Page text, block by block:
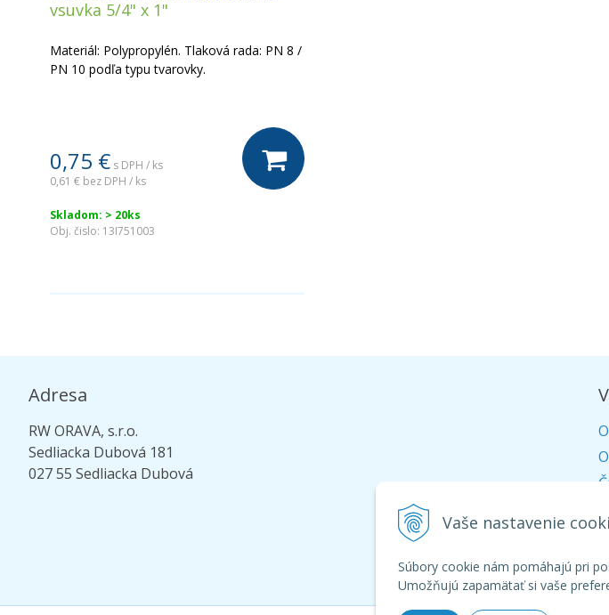
Vaše nastavenie
Súbory cookie nám pomáhajú pri
Umožňujú zapamätať si vaše
vsuvka 5/4" x 1"
Materiál: Polypropylén. Tlaková rada: PN 8 /
PN 10 podľa typu tvarovky.
0,75 € s DPH / ks
0,61 € bez DPH / ks
Skladom: > 20ks
Obj. čislo: 13I751003
Adresa
RW ORAVA, s.r.o.
Sedliacka Dubová 181
027 55 Sedliacka Dubová